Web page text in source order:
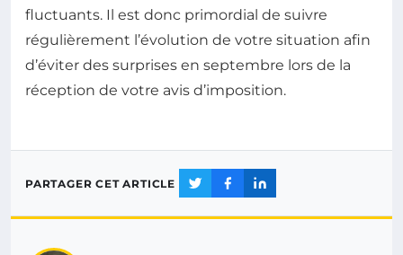
fluctuants. Il est donc primordial de suivre
régulièrement l’évolution de votre situation afin
d’éviter des surprises en septembre lors de la
réception de votre avis d’imposition.
PARTAGER CET ARTICLE